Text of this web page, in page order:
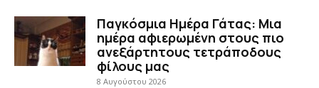
Παγκόσμια Ημέρα Γάτας: Μια
ημέρα αφιερωμένη στους πιο
ανεξάρτητους τετράποδους
φίλους μας
8 Αυγούστου 2026